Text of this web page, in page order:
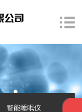
智能睡眠仪